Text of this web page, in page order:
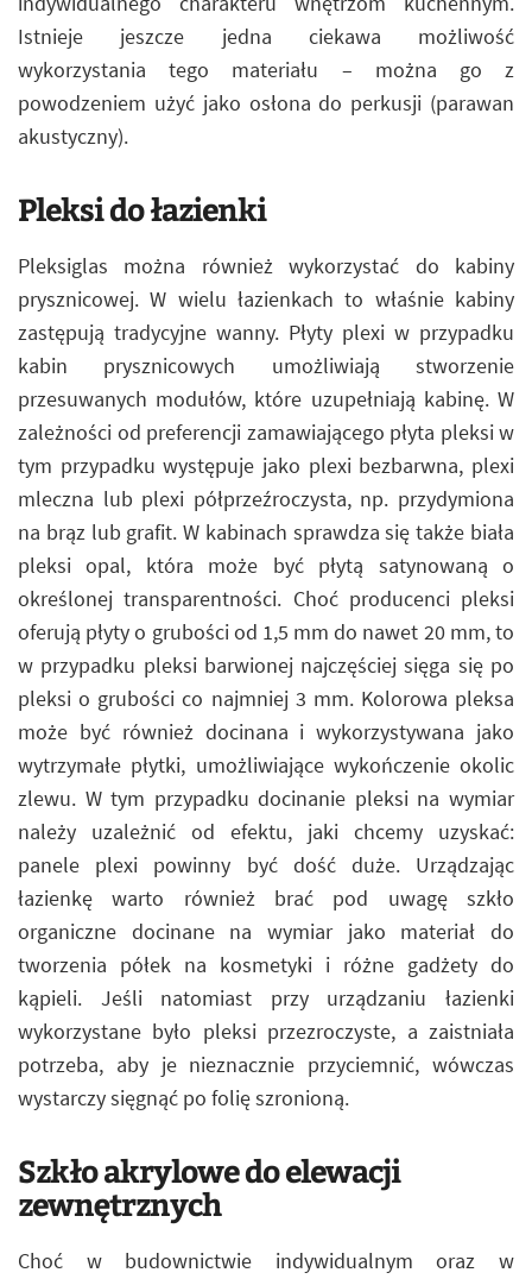
Istnieje jeszcze jedna ciekawa możliwość
wykorzystania tego materiału – można go z
powodzeniem użyć jako osłona do perkusji (parawan
akustyczny).
Pleksi do łazienki
Pleksiglas można również wykorzystać do kabiny
prysznicowej. W wielu łazienkach to właśnie kabiny
zastępują tradycyjne wanny. Płyty plexi w przypadku
kabin prysznicowych umożliwiają stworzenie
przesuwanych modułów, które uzupełniają kabinę. W
zależności od preferencji zamawiającego płyta pleksi w
tym przypadku występuje jako plexi bezbarwna, plexi
mleczna lub plexi półprzeźroczysta, np. przydymiona
na brąz lub grafit. W kabinach sprawdza się także biała
pleksi opal, która może być płytą satynowaną o
określonej transparentności. Choć producenci pleksi
oferują płyty o grubości od 1,5 mm do nawet 20 mm, to
w przypadku pleksi barwionej najczęściej sięga się po
pleksi o grubości co najmniej 3 mm. Kolorowa pleksa
może być również docinana i wykorzystywana jako
wytrzymałe płytki, umożliwiające wykończenie okolic
zlewu. W tym przypadku docinanie pleksi na wymiar
należy uzależnić od efektu, jaki chcemy uzyskać:
panele plexi powinny być dość duże. Urządzając
łazienkę warto również brać pod uwagę szkło
organiczne docinane na wymiar jako materiał do
tworzenia półek na kosmetyki i różne gadżety do
kąpieli. Jeśli natomiast przy urządzaniu łazienki
wykorzystane było pleksi przezroczyste, a zaistniała
potrzeba, aby je nieznacznie przyciemnić, wówczas
wystarczy sięgnąć po folię szronioną.
Szkło akrylowe do elewacji
zewnętrznych
Choć w budownictwie indywidualnym oraz w